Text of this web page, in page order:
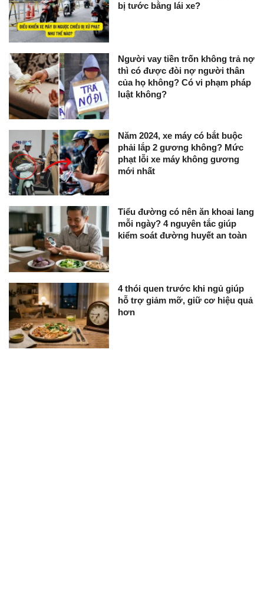
bị tước bằng lái xe?
Người vay tiền trốn không trả nợ
thì có được đòi nợ người thân
của họ không? Có vi phạm pháp
luật không?
Năm 2024, xe máy có bắt buộc
phải lắp 2 gương không? Mức
phạt lỗi xe máy không gương
mới nhất
Tiểu đường có nên ăn khoai lang
mỗi ngày? 4 nguyên tắc giúp
kiểm soát đường huyết an toàn
4 thói quen trước khi ngủ giúp
hỗ trợ giảm mỡ, giữ cơ hiệu quả
hơn